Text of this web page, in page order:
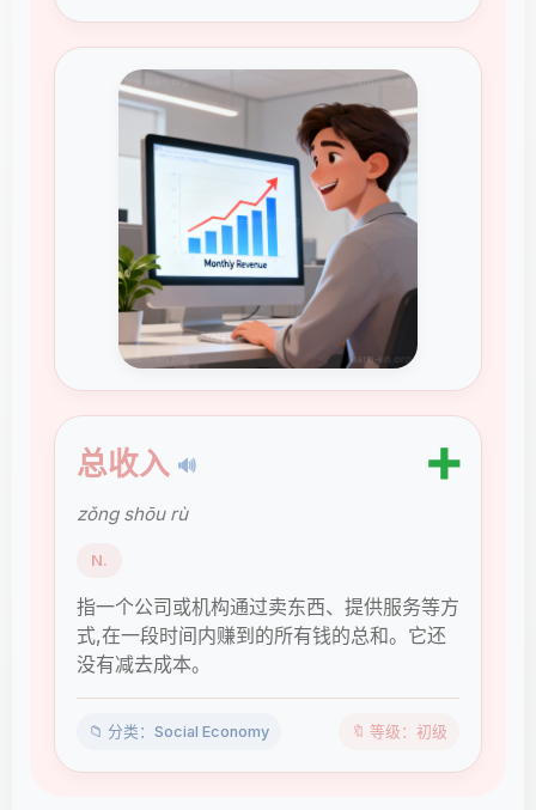
总收入 🔊 ➕
zǒng shōu rù
N.
指一个公司或机构通过卖东西、提供服务等方
式,在一段时间内赚到的所有钱的总和。它还
没有减去成本。
📁 分类：Social Economy 🔖 等级：初级